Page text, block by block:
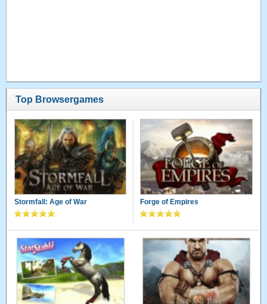
Top Browsergames
Stormfall: Age of War Forge of Empires